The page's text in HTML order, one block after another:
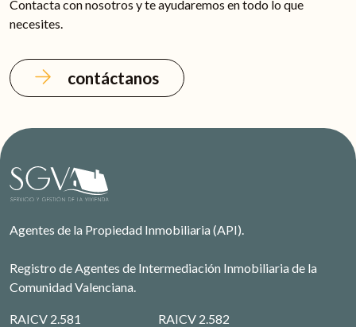
Contacta con nosotros y te ayudaremos en todo lo que
necesites.
contáctanos
Agentes de la Propiedad Inmobiliaria (API).
Registro de Agentes de Intermediación Inmobiliaria de la
Comunidad Valenciana.
RAICV 2.581 RAICV 2.582